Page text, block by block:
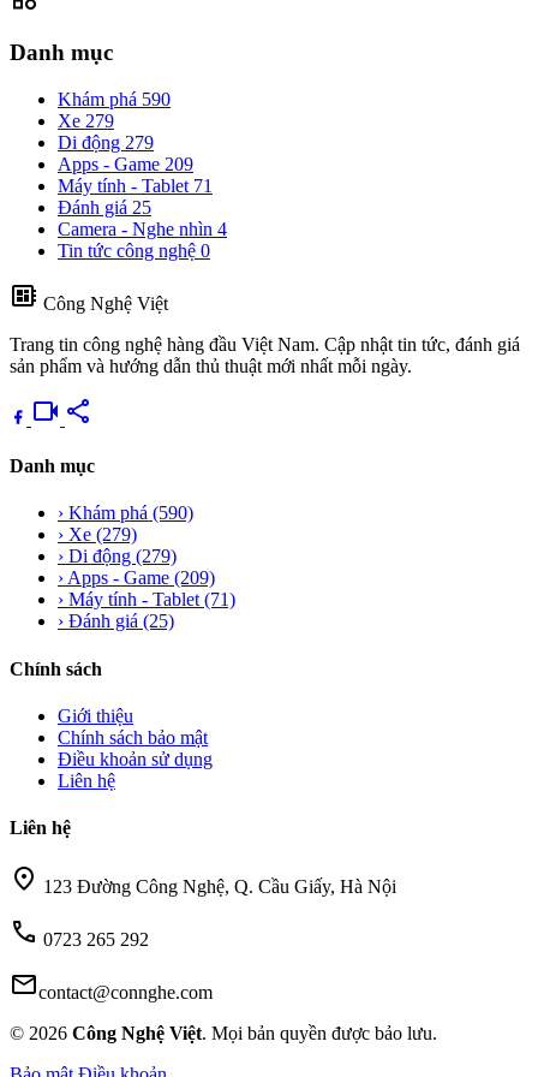
Danh mục
Khám phá 590
Xe 279
Di động 279
Apps - Game 209
Máy tính - Tablet 71
Đánh giá 25
Camera - Nghe nhìn 4
Tin tức công nghệ 0
developer_board Công Nghệ Việt
Trang tin công nghệ hàng đầu Việt Nam. Cập nhật tin tức, đánh giá
sản phẩm và hướng dẫn thủ thuật mới nhất mỗi ngày.
videocam share
Danh mục
› Khám phá (590)
› Xe (279)
› Di động (279)
› Apps - Game (209)
› Máy tính - Tablet (71)
› Đánh giá (25)
Chính sách
Giới thiệu
Chính sách bảo mật
Điều khoản sử dụng
Liên hệ
Liên hệ
location_on 123 Đường Công Nghệ, Q. Cầu Giấy, Hà Nội
call 0723 265 292
mailcontact@connghe.com
© 2026 Công Nghệ Việt. Mọi bản quyền được bảo lưu.